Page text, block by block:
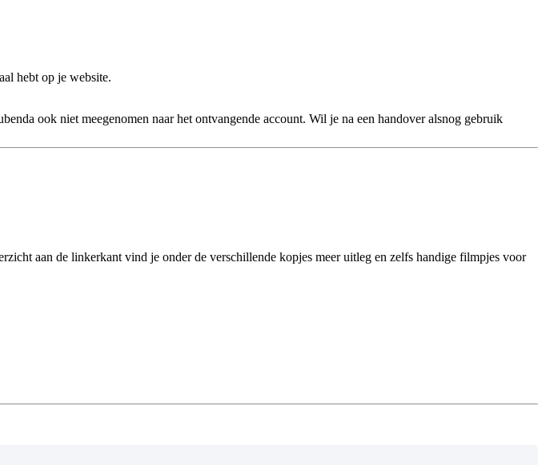
hebt op je website.
ook niet meegenomen naar het ontvangende account. Wil je na een handover alsnog gebruik
aan de linkerkant vind je onder de verschillende kopjes meer uitleg en zelfs handige filmpjes voor